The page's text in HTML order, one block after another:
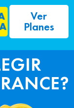
Ver
Planes